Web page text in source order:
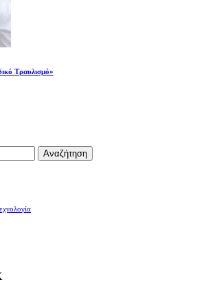
Τραυλισμό»